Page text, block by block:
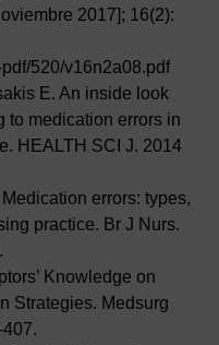
2017]; 16(2):
520/v16n2a08.pdf
E. An inside look
to medication errors in
HEALTH SCI J. 2014
errors: types,
practice. Br J Nurs.
Knowledge on
Strategies. Medsurg